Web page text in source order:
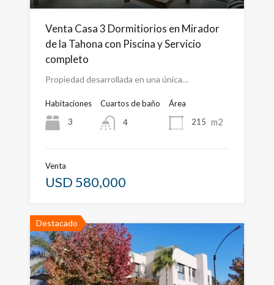
Venta Casa 3 Dormitiorios en Mirador
de la Tahona con Piscina y Servicio
completo
Propiedad desarrollada en una única…
Habitaciones
3
Cuartos de baño
4
Área
215 m2
Venta
USD 580,000
Destacado